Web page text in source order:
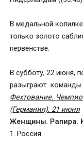
В медальной
только золото
первенстве.
В субботу, 22 июня,
разыграют команды
Фехтование.
(Германия). 21 июня
Женщины. Рапира.
1. Россия